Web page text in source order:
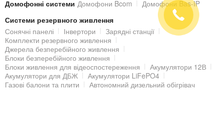
Домофонні системи Домофони Bcom
Домофони Bas-IP
Системи резервного живлення
Сонячні панелі
Інвертори
Зарядні станції
Комплекти резервного живлення
Джерела безперебійного живлення
Блоки безперебійного живлення
Блоки живлення для відеоспостереження
Акумулятори 12В
Акумулятори для ДБЖ
Акумулятори LiFePO4
Газові балони та плити
Автономний дизельний обігрівач